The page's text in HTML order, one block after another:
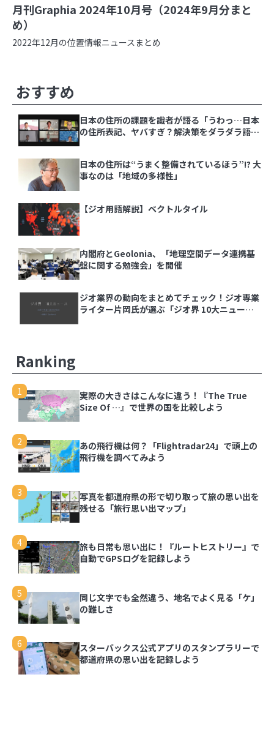
月刊Graphia 2024年10月号（2024年9月分まと
め）
2022年12月の位置情報ニュースまとめ
その他の記事
おすすめ
日本の住所の課題を識者が語る「うわっ…日本
の住所表記、ヤバすぎ？解決策をダラダラ語る
日本の住所は“うまく整備されているほう”!? 大
事なのは「地域の多様性」
【ジオ用語解説】ベクトルタイル
内閣府とGeolonia、「地理空間データ連携基
盤に関する勉強会」を開催
ジオ業界の動向をまとめてチェック！ジオ専業
ライター片岡氏が選ぶ「ジオ界 10大ニュース
Ranking
1
実際の大きさはこんなに違う！『The True
Size Of …』で世界の国を比較しよう
2
あの飛行機は何？「Flightradar24」で頭上の
飛行機を調べてみよう
3
写真を都道府県の形で切り取って旅の思い出を
残せる「旅行思い出マップ」
4
旅も日常も思い出に！『ルートヒストリー』で
自動でGPSログを記録しよう
5
同じ文字でも全然違う、地名でよく見る「ケ」
の難しさ
6
スターバックス公式アプリのスタンプラリーで
都道府県の思い出を記録しよう